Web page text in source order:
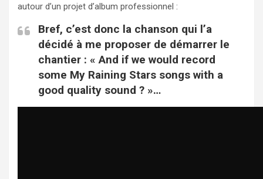
autour d’un projet d’album professionnel :
Bref, c’est donc la chanson qui l’a
décidé à me proposer de démarrer le
chantier : « And if we would record
some My Raining Stars songs with a
good quality sound ? »…